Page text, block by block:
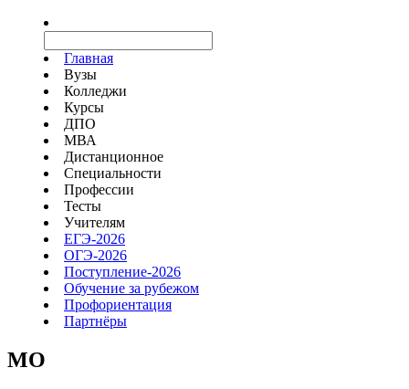
Главная
Вузы
Колледжи
Курсы
ДПО
МВА
Дистанционное
Специальности
Профессии
Тесты
Учителям
ЕГЭ-2026
ОГЭ-2026
Поступление-2026
Обучение за рубежом
Профориентация
Партнёры
MO